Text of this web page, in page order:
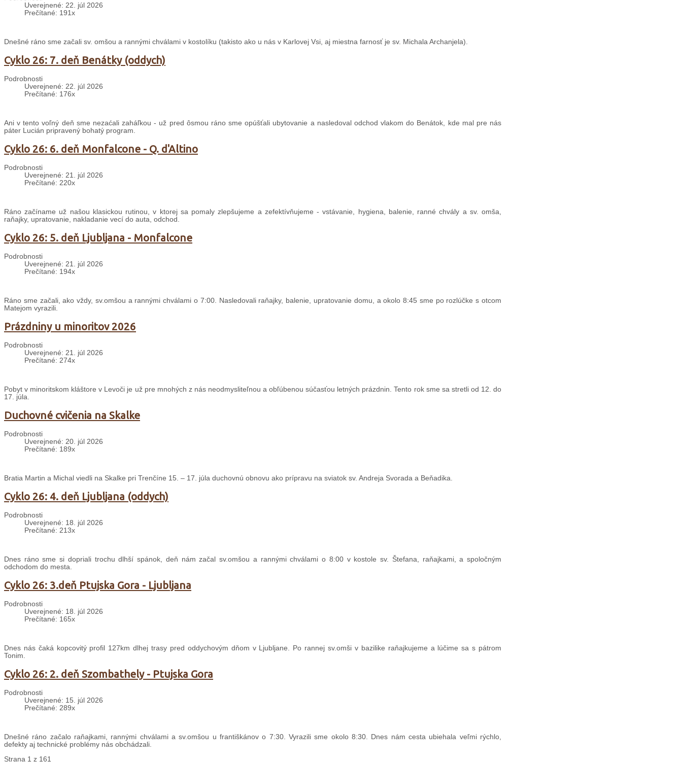
Uverejnené: 22. júl 2026
Prečítané: 191x
Dnešné ráno sme začali sv. omšou a rannými chválami v kostolíku (takisto ako u nás v Karlovej Vsi, aj miestna farnosť je sv. Michala Archanjela).
Cyklo 26: 7. deň Benátky (oddych)
Podrobnosti
Uverejnené: 22. júl 2026
Prečítané: 176x
Ani v tento voľný deň sme nezaćali zaháľkou - už pred ôsmou ráno sme opúšťali ubytovanie a nasledoval odchod vlakom do Benátok, kde mal pre nás
páter Lucián pripravený bohatý program.
Cyklo 26: 6. deň Monfalcone - Q. d'Altino
Podrobnosti
Uverejnené: 21. júl 2026
Prečítané: 220x
Ráno začíname už našou klasickou rutinou, v ktorej sa pomaly zlepšujeme a zefektívňujeme - vstávanie, hygiena, balenie, ranné chvály a sv. omša,
raňajky, upratovanie, nakladanie vecí do auta, odchod.
Cyklo 26: 5. deň Ljubljana - Monfalcone
Podrobnosti
Uverejnené: 21. júl 2026
Prečítané: 194x
Ráno sme začali, ako vždy, sv.omšou a rannými chválami o 7:00. Nasledovali raňajky, balenie, upratovanie domu, a okolo 8:45 sme po rozlúčke s otcom
Matejom vyrazili.
Prázdniny u minoritov 2026
Podrobnosti
Uverejnené: 21. júl 2026
Prečítané: 274x
Pobyt v minoritskom kláštore v Levoči je už pre mnohých z nás neodmysliteľnou a obľúbenou súčasťou letných prázdnin. Tento rok sme sa stretli od 12. do
17. júla.
Duchovné cvičenia na Skalke
Podrobnosti
Uverejnené: 20. júl 2026
Prečítané: 189x
Bratia Martin a Michal viedli na Skalke pri Trenčíne 15. – 17. júla duchovnú obnovu ako prípravu na sviatok sv. Andreja Svorada a Beňadika.
Cyklo 26: 4. deň Ljubljana (oddych)
Podrobnosti
Uverejnené: 18. júl 2026
Prečítané: 213x
Dnes ráno sme si dopriali trochu dlhší spánok, deň nám začal sv.omšou a rannými chválami o 8:00 v kostole sv. Štefana, raňajkami, a spoločným
odchodom do mesta.
Cyklo 26: 3.deň Ptujska Gora - Ljubljana
Podrobnosti
Uverejnené: 18. júl 2026
Prečítané: 165x
Dnes nás čaká kopcovitý profil 127km dlhej trasy pred oddychovým dňom v Ljubljane. Po rannej sv.omši v bazilike raňajkujeme a lúčime sa s pátrom
Tonim.
Cyklo 26: 2. deň Szombathely - Ptujska Gora
Podrobnosti
Uverejnené: 15. júl 2026
Prečítané: 289x
Dnešné ráno začalo raňajkami, rannými chválami a sv.omšou u františkánov o 7:30. Vyrazili sme okolo 8:30. Dnes nám cesta ubiehala veľmi rýchlo,
defekty aj technické problémy nás obchádzali.
Strana 1 z 161